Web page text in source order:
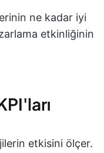
ne kadar iyi
etkinliğinin
etkisini ölçer.